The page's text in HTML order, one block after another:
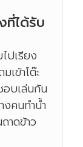
ที่ได้รับ
ปเรียง
เข้าโต๊ะ
บเล่นกัน
งคนทำน้ำ
าดข้าว